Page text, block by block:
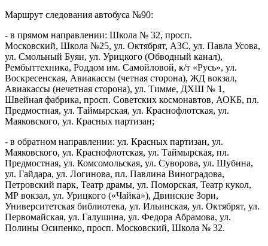
Маршрут следования автобуса №90:
- в прямом направлении: Школа № 32, просп.
Московский, Школа №25, ул. Октябрят, АЗС, ул. Павла Усова,
ул. Смольный Буян, ул. Урицкого (Обводный канал),
Рембыттехника, Роддом им. Самойловой, к/т «Русь», ул.
Воскресенская, Авиакассы (четная сторона), ЖД вокзал,
Авиакассы (нечетная сторона), ул. Тимме, ДХШ № 1,
Швейная фабрика, просп. Советских космонавтов, АОКБ, пл.
Предмостная, ул. Таймырская, ул. Краснофлотская, ул.
Маяковского, ул. Красных партизан;
- в обратном направлении: ул. Красных партизан, ул.
Маяковского, ул. Краснофлотская, ул. Таймырская, пл.
Предмостная, ул. Комсомольская, ул. Суворова, ул. Шубина,
ул. Гайдара, ул. Логинова, пл. Павлина Виноградова,
Петровский парк, Театр драмы, ул. Поморская, Театр кукол,
МР вокзал, ул. Урицкого («Чайка»), Двинские Зори,
Университетская библиотека, ул. Ильинская, ул. Октябрят, ул.
Первомайская, ул. Галушина, ул. Федора Абрамова, ул.
Полины Осипенко, просп. Московский, Школа № 32.